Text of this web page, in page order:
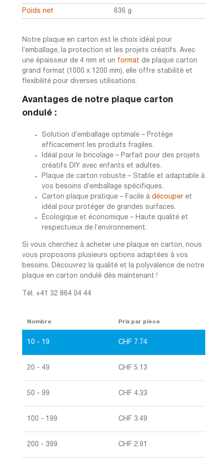
Poids net 636 g
Notre plaque en carton est le choix idéal pour
l’emballage, la protection et les projets créatifs. Avec
une épaisseur de 4 mm et un format de plaque carton
grand format (1000 x 1200 mm), elle offre stabilité et
flexibilité pour diverses utilisations.
Avantages de notre plaque carton
ondulé :
Solution d’emballage optimale – Protège
efficacement les produits fragiles.
Idéal pour le bricolage – Parfait pour des projets
créatifs DIY avec enfants et adultes.
Plaque de carton robuste – Stable et adaptable à
vos besoins d’emballage spécifiques.
Carton plaque pratique – Facile à découper et
idéal pour protéger de grandes surfaces.
Écologique et économique – Haute qualité et
respectueux de l’environnement.
Si vous cherchez à acheter une plaque en carton, nous
vous proposons plusieurs options adaptées à vos
besoins. Découvrez la qualité et la polyvalence de notre
plaque en carton ondulé dès maintenant !
Tél. +41 32 864 04 44
Nombre Prix par pièce
10 - 19 CHF 7.74
20 - 49 CHF 5.13
50 - 99 CHF 4.33
100 - 199 CHF 3.49
200 - 399 CHF 2.91